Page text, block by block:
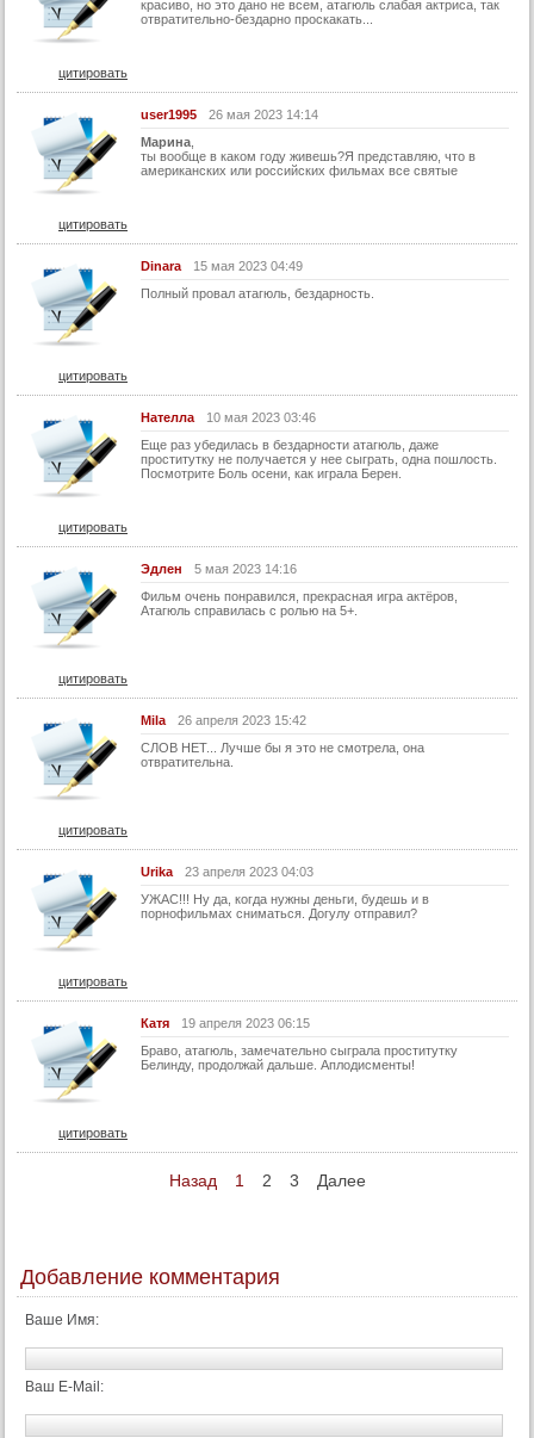
красиво, но это дано не всем, атагюль слабая актриса, так
отвратительно-бездарно проскакать...
цитировать
user1995
26 мая 2023 14:14
Марина
ты вообще в каком году живешь?Я представляю, что в
американских или российских фильмах все святые
цитировать
Dinara
15 мая 2023 04:49
Полный провал атагюль, бездарность.
цитировать
Нателла
10 мая 2023 03:46
Еще раз убедилась в бездарности атагюль, даже
проститутку не получается у нее сыграть, одна пошлость.
Посмотрите Боль осени, как играла Берен.
цитировать
Эдлен
5 мая 2023 14:16
Фильм очень понравился, прекрасная игра актёров,
Атагюль справилась с ролью на 5+.
цитировать
Mila
26 апреля 2023 15:42
СЛОВ НЕТ... Лучше бы я это не смотрела, она
отвратительна.
цитировать
Urika
23 апреля 2023 04:03
УЖАС!!! Ну да, когда нужны деньги, будешь и в
порнофильмах сниматься. Догулу отправил?
цитировать
Катя
19 апреля 2023 06:15
Браво, атагюль, замечательно сыграла проститутку
Белинду, продолжай дальше. Аплодисменты!
цитировать
Назад 1 2 3 Далее
Добавление комментария
Ваше Имя:
Ваш E-Mail: